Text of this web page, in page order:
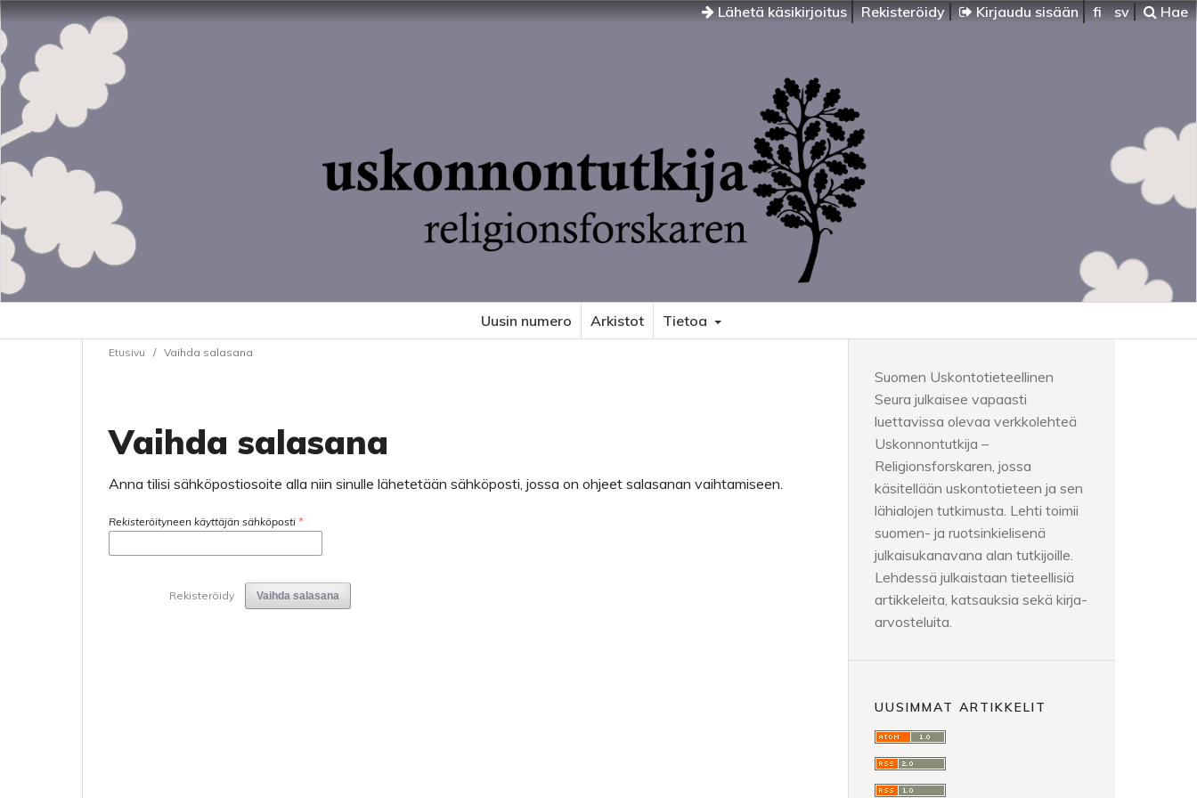
Lähetä käsikirjoitus Rekisteröidy Kirjaudu sisään fi sv Hae
Uusin numero Arkistot Tietoa
Etusivu / Vaihda salasana
Vaihda salasana
Anna tilisi sähköpostiosoite alla niin sinulle lähetetään sähköposti, jossa on ohjeet salasanan vaihtamiseen.
Rekisteröityneen käyttäjän sähköposti *
Vaihda salasana
Rekisteröidy
Suomen Uskontotieteellinen
Seura julkaisee vapaasti
luettavissa olevaa verkkolehteä
Uskonnontutkija –
Religionsforskaren, jossa
käsitellään uskontotieteen ja sen
lähialojen tutkimusta. Lehti toimii
suomen- ja ruotsinkielisenä
julkaisukanavana alan tutkijoille.
Lehdessä julkaistaan tieteellisiä
artikkeleita, katsauksia sekä kirja-
arvosteluita.
UUSIMMAT ARTIKKELIT